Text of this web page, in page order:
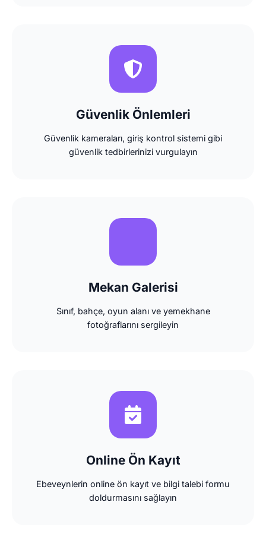
Güvenlik Önlemleri
Güvenlik kameraları, giriş kontrol sistemi gibi
güvenlik tedbirlerinizi vurgulayın
Mekan Galerisi
Sınıf, bahçe, oyun alanı ve yemekhane
fotoğraflarını sergileyin
Online Ön Kayıt
Ebeveynlerin online ön kayıt ve bilgi talebi formu
doldurmasını sağlayın